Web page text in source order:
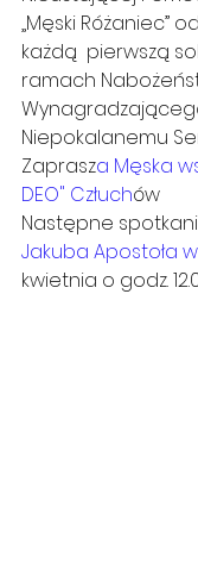
„Męski Różaniec”
każdą  pierwszą
ramach
Niepokalanemu
Zaprasza Męska
DEO" Człuchów
Następne
Jakuba Apostoła
kwietnia o godz.